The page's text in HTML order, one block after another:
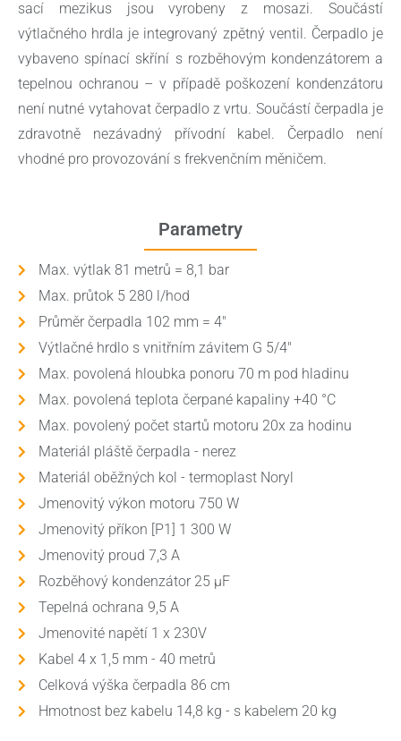
sací mezikus jsou vyrobeny z mosazi. Součástí
výtlačného hrdla je integrovaný zpětný ventil. Čerpadlo je
vybaveno spínací skříní s rozběhovým kondenzátorem a
tepelnou ochranou – v případě poškození kondenzátoru
není nutné vytahovat čerpadlo z vrtu. Součástí čerpadla je
zdravotně nezávadný přívodní kabel. Čerpadlo není
vhodné pro provozování s frekvenčním měničem.
Parametry
Max. výtlak 81 metrů = 8,1 bar
Max. průtok 5 280 l/hod
Průměr čerpadla 102 mm = 4"
Výtlačné hrdlo s vnitřním závitem G 5/4"
Max. povolená hloubka ponoru 70 m pod hladinu
Max. povolená teplota čerpané kapaliny +40 °C
Max. povolený počet startů motoru 20x za hodinu
Materiál pláště čerpadla - nerez
Materiál oběžných kol - termoplast Noryl
Jmenovitý výkon motoru 750 W
Jmenovitý příkon [P1] 1 300 W
Jmenovitý proud 7,3 A
Rozběhový kondenzátor 25 µF
Tepelná ochrana 9,5 A
Jmenovité napětí 1 x 230V
Kabel 4 x 1,5 mm - 40 metrů
Celková výška čerpadla 86 cm
Hmotnost bez kabelu 14,8 kg - s kabelem 20 kg